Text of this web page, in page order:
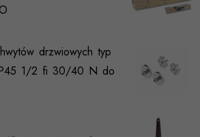
drzwiowych typ
1/2 fi 30/40 N do